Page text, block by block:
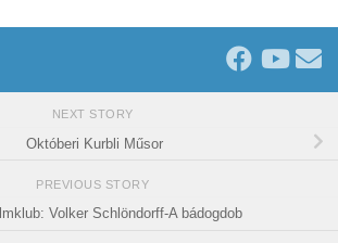
NEXT STORY
Októberi Kurbli Műsor
PREVIOUS STORY
Volker Schlöndorff-A bádogdob